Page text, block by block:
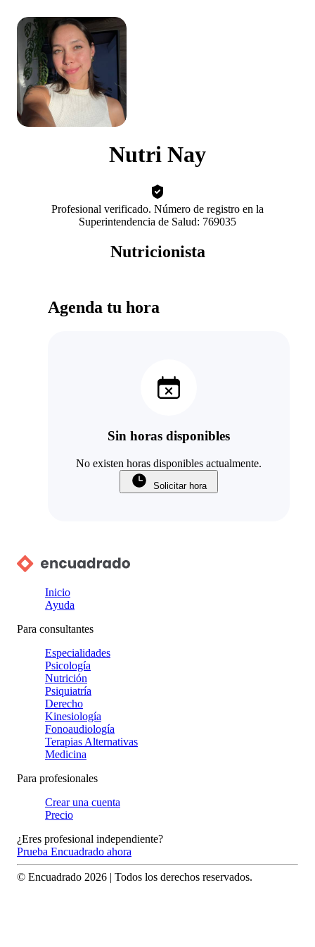
Nutri Nay
Profesional verificado. Número de registro en la
Superintendencia de Salud: 769035
Nutricionista
Agenda tu hora
Sin horas disponibles
No existen horas disponibles actualmente.
Solicitar hora
Inicio
Ayuda
Para consultantes
Especialidades
Psicología
Nutrición
Psiquiatría
Derecho
Kinesiología
Fonoaudiología
Terapias Alternativas
Medicina
Para profesionales
Crear una cuenta
Precio
¿Eres profesional independiente?
Prueba Encuadrado ahora
© Encuadrado 2026 | Todos los derechos reservados.